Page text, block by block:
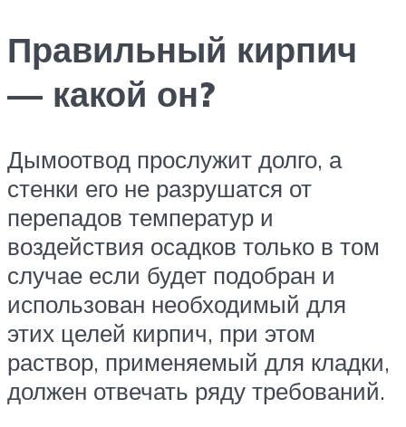
Правильный кирпич
— какой он?
Дымоотвод прослужит долго, а
стенки его не разрушатся от
перепадов температур и
воздействия осадков только в том
случае если будет подобран и
использован необходимый для
этих целей кирпич, при этом
раствор, применяемый для кладки,
должен отвечать ряду требований.